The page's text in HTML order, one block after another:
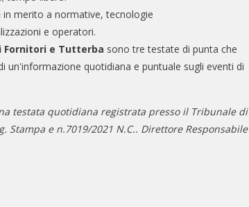
merito a normative, tecnologie
e operatori.
Fornitori e Tutterba sono tre testate di punta che
un'informazione quotidiana e puntuale sugli eventi di
testata quotidiana registrata presso il Tribunale di
Stampa e n.7019/2021 N.C.. Direttore Responsabile